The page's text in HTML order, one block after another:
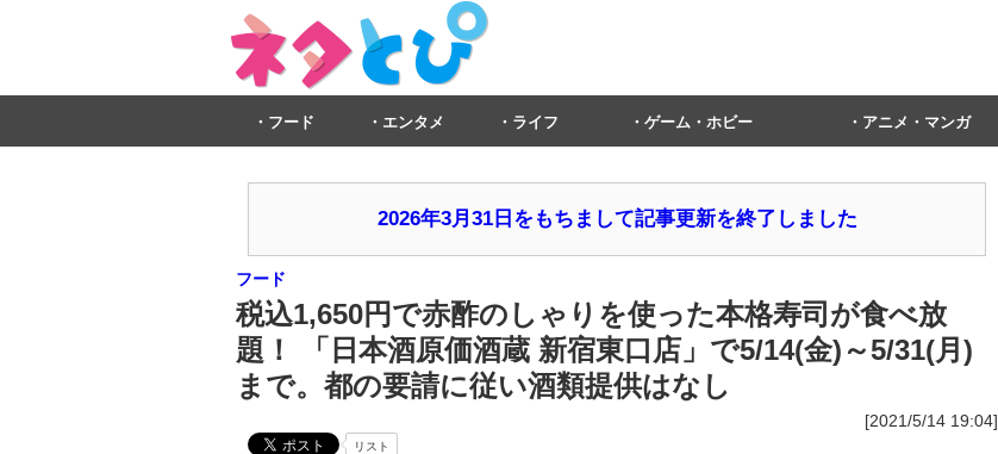
フード エンタメ ライフ ゲーム・ホビー アニメ・マンガ
2026年3月31日をもちまして記事更新を終了しました
フード
税込1,650円で赤酢のしゃりを使った本格寿司が食べ放
題！ 「日本酒原価酒蔵 新宿東口店」で5/14(金)～5/31(月)
まで。都の要請に従い酒類提供はなし
[2021/5/14 19:04]
リスト